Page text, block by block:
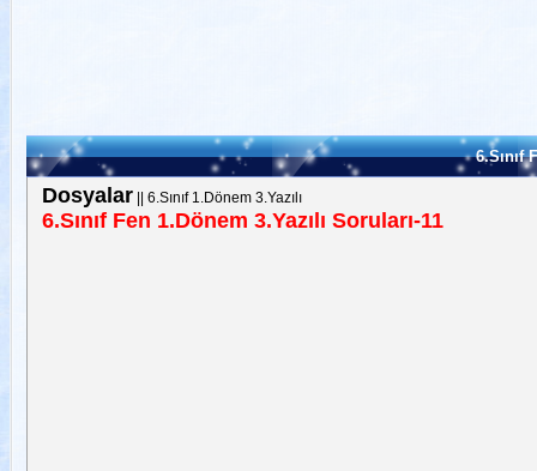
6.Sınıf
Dosyalar|| 6.Sınıf 1.Dönem 3.Yazılı
6.Sınıf Fen 1.Dönem 3.Yazılı Soruları-11